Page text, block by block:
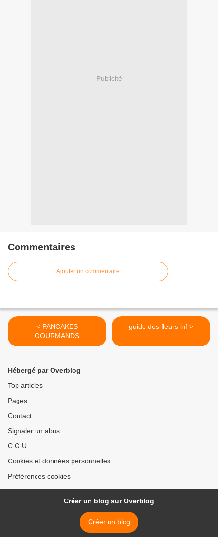
Publicité
Commentaires
Ajouter un commentaire
< PANCAKES
GOURMANDS
guide des fleurs inf >
Hébergé par Overblog
Top articles
Pages
Contact
Signaler un abus
C.G.U.
Cookies et données personnelles
Préférences cookies
Créer un blog sur Overblog
Créer un blog